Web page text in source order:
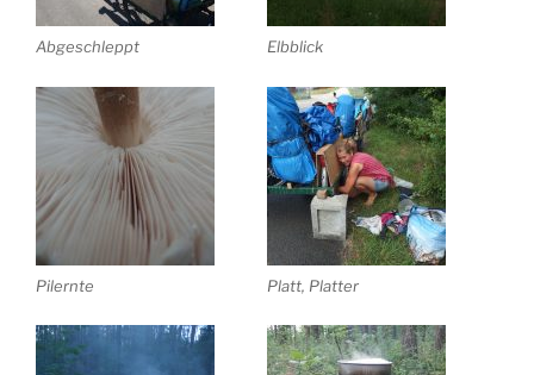
Abgeschleppt Elbblick
Pilernte Platt, Platter